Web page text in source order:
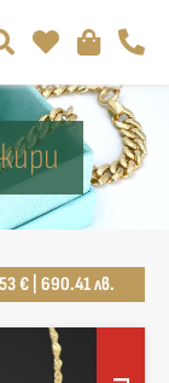
€ | 690.41 лв.